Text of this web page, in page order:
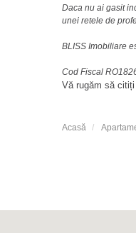
Daca nu ai gasit
unei retele de
BLISS Imobiliare
Cod Fiscal
Vă rugăm să citiți
Acasă